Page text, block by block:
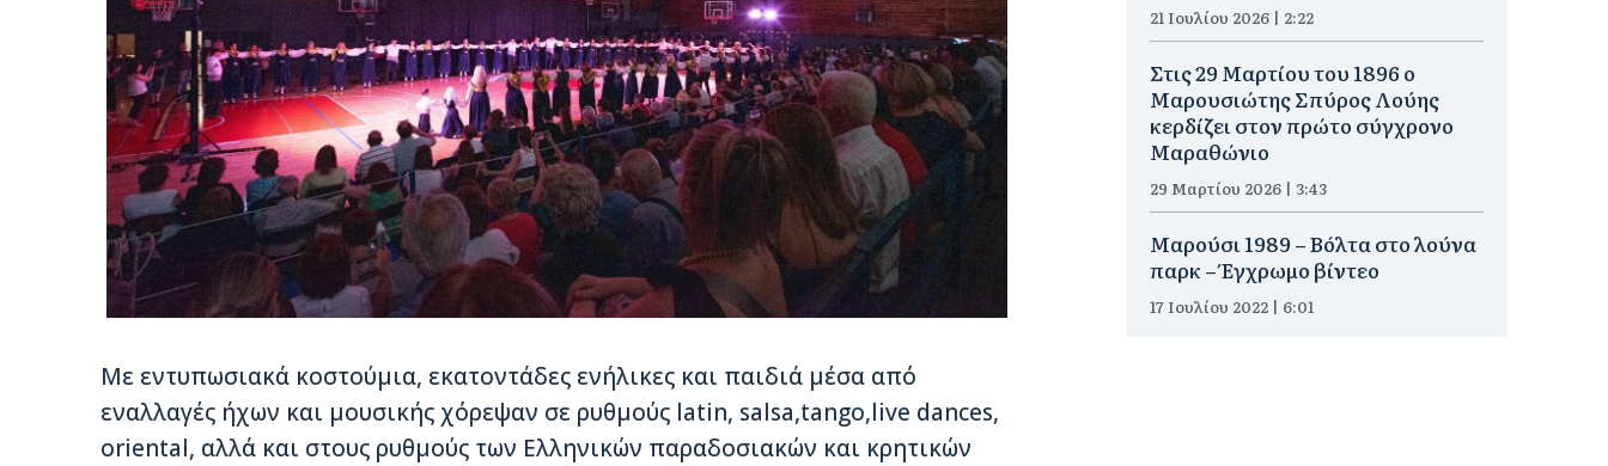
Με εντυπωσιακά κοστούμια, εκατοντάδες ενήλικες και παιδιά μέσα από
εναλλαγές ήχων και μουσικής χόρεψαν σε ρυθμούς latin, salsa,tango,live dances,
oriental, αλλά και στους ρυθμούς των Ελληνικών παραδοσιακών και κρητικών
21 Ιουλίου 2026 | 2:22
Στις 29 Μαρτίου του 1896 ο
Μαρουσιώτης Σπύρος Λούης
κερδίζει στον πρώτο σύγχρονο
Μαραθώνιο
29 Μαρτίου 2026 | 3:43
Μαρούσι 1989 – Βόλτα στο λούνα
παρκ – Έγχρωμο βίντεο
17 Ιουλίου 2022 | 6:01